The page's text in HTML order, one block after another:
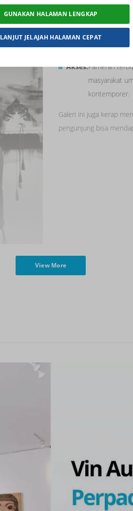
GUNAKAN HALAMAN LENGKAP
LANJUT JELAJAH HALAMAN CEPAT
Bagi Anda yang tertarik
UYCC Art
Periode Pameran:4
Akses:Pameran
masyarakat
kontemporer.
Galeri ini juga kerap
pengunjung bisa
View More